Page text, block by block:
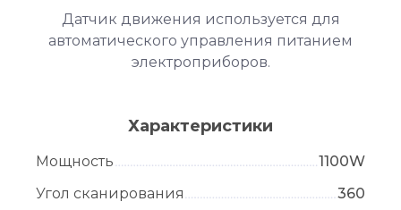
Датчик движения используется для
автоматического управления питанием
электроприборов.
Характеристики
Мощность
1100W
Угол сканирования
360